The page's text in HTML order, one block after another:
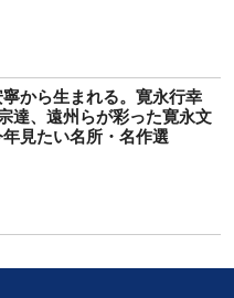
から生まれる。寛永行幸
達、遠州らが彩った寛永文
見たい名所・名作選